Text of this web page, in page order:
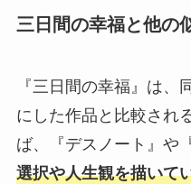
三日間の幸福と他の
『三日間の幸福』は、
にした作品と比較され
ば、『デスノート』や
選択や人生観を描いて